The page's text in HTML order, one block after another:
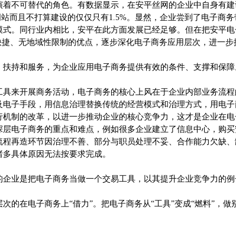
不可替代的角色。有数据显示，在安平丝网的企业中自身有建
而且不打算建设的仅仅只有1.5%。显然，企业尝到了电子商务
。同行业内相比，安平在此方面发展已经足够。但在把安平
、无地域性限制的优点，逐步深化电子商务应用层次，进一步
持和服务，为企业应用电子商务提供有效的条件、支撑和保障
来开展商务活动，电子商务的核心上风在于企业内部业务流
子手段，用信息治理替换传统的经营模式和治理方式，用电
制的改革，以进一步推动企业的核心竞争力，这才是企业在
电子商务的重点和难点，例如很多企业建立了信息中心，购
再造环节因治理不善、部分与职员处理不妥、合作能力欠缺
具体原因无法按要求完成。
业是把电子商务当做一个交易工具，以其提升企业竞争力的
的在电子商务上“借力”。把电子商务从“工具”变成“燃料”，做